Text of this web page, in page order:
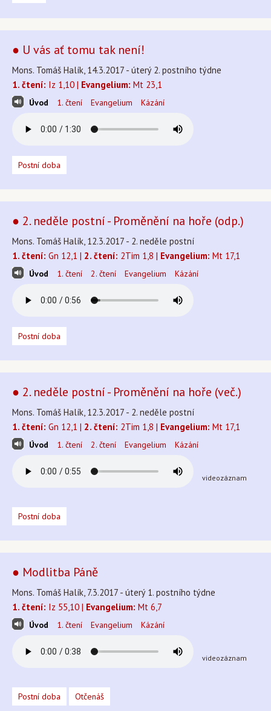
● U vás ať tomu tak není!
Mons. Tomáš Halík, 14.3.2017 - úterý 2. postního týdne
1. čtení: Iz 1,10 | Evangelium: Mt 23,1
Úvod 1. čtení Evangelium Kázání
Postní doba
● 2. neděle postní - Proměnění na hoře (odp.)
Mons. Tomáš Halík, 12.3.2017 - 2. neděle postní
1. čtení: Gn 12,1 | 2. čtení: 2Tim 1,8 | Evangelium: Mt 17,1
Úvod 1. čtení 2. čtení Evangelium Kázání
Postní doba
● 2. neděle postní - Proměnění na hoře (več.)
Mons. Tomáš Halík, 12.3.2017 - 2. neděle postní
1. čtení: Gn 12,1 | 2. čtení: 2Tim 1,8 | Evangelium: Mt 17,1
Úvod 1. čtení 2. čtení Evangelium Kázání
videozáznam
Postní doba
● Modlitba Páně
Mons. Tomáš Halík, 7.3.2017 - úterý 1. postního týdne
1. čtení: Iz 55,10 | Evangelium: Mt 6,7
Úvod 1. čtení Evangelium Kázání
videozáznam
Postní doba Otčenáš